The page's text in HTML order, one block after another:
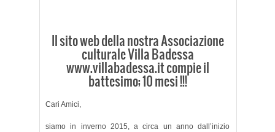
Il sito web della nostra Associazione
culturale Villa Badessa
www.villabadessa.it compie il
battesimo; 10 mesi !!!
Cari Amici,
siamo in inverno 2015, a circa un anno dall’inizio